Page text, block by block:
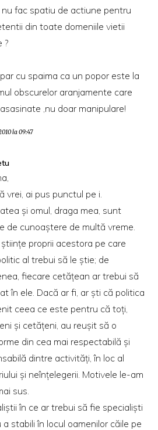
nu fac spatiu de actiune pentru
din toate domeniile vietii
?
cu spaima ca un popor este la
obscurelor aranjamente care
,nu doar manipulare!
la 09:47
vrei, ai pus punctul pe i.
şi omul, draga mea, sunt
de cunoaştere de multă vreme.
proprii acestora pe care
al trebui să le ştie; de
fiecare cetăţean ar trebui să
în ele. Dacă ar fi, ar şti că politica
ceea ce este pentru că toţi,
şi cetăţeni, au reuşit să o
din cea mai respectabilă şi
dintre activităţi, în loc al
şi neînţelegerii. Motivele le-am
sus.
în ce ar trebui să fie specialişti
a stabili în locul oamenilor căile pe